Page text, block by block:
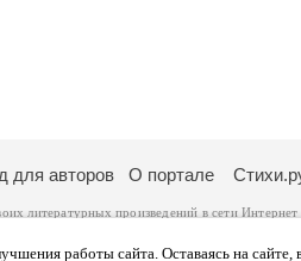
работы сайта. Оставаясь на сайте,
для авторов О портале
литературных произведений в сети
произведений возможна только с согласия
на основании